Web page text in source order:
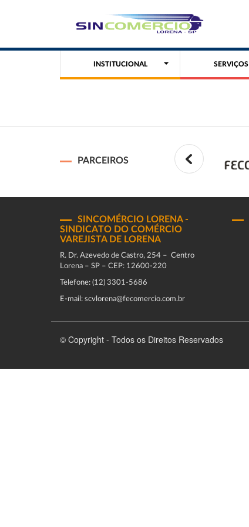
INSTITUCIONAL SERVIÇOS
PARCEIROS
SINCOMÉRCIO LORENA -
SINDICATO DO COMÉRCIO
VAREJISTA DE LORENA
R. Dr. Azevedo de Castro, 254 – Centro
Lorena – SP – CEP: 12600-220
Telefone: (12) 3301-5686
E-mail: scvlorena@fecomercio.com.br
© Copyright - Todos os Direitos Reservados